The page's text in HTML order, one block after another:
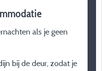
als je geen
bij de deur, zodat je